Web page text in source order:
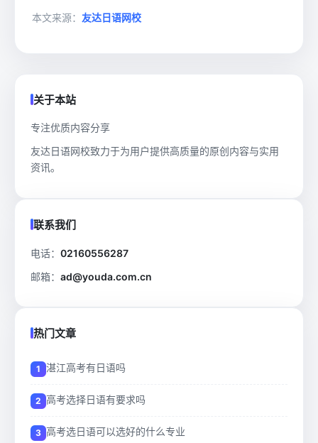
本文来源： 友达日语网校
关于本站
专注优质内容分享
友达日语网校致力于为用户提供高质量的原创内容与实用
资讯。
联系我们
电话： 02160556287
邮箱： ad@youda.com.cn
热门文章
湛江高考有日语吗
高考选择日语有要求吗
高考选日语可以选好的什么专业